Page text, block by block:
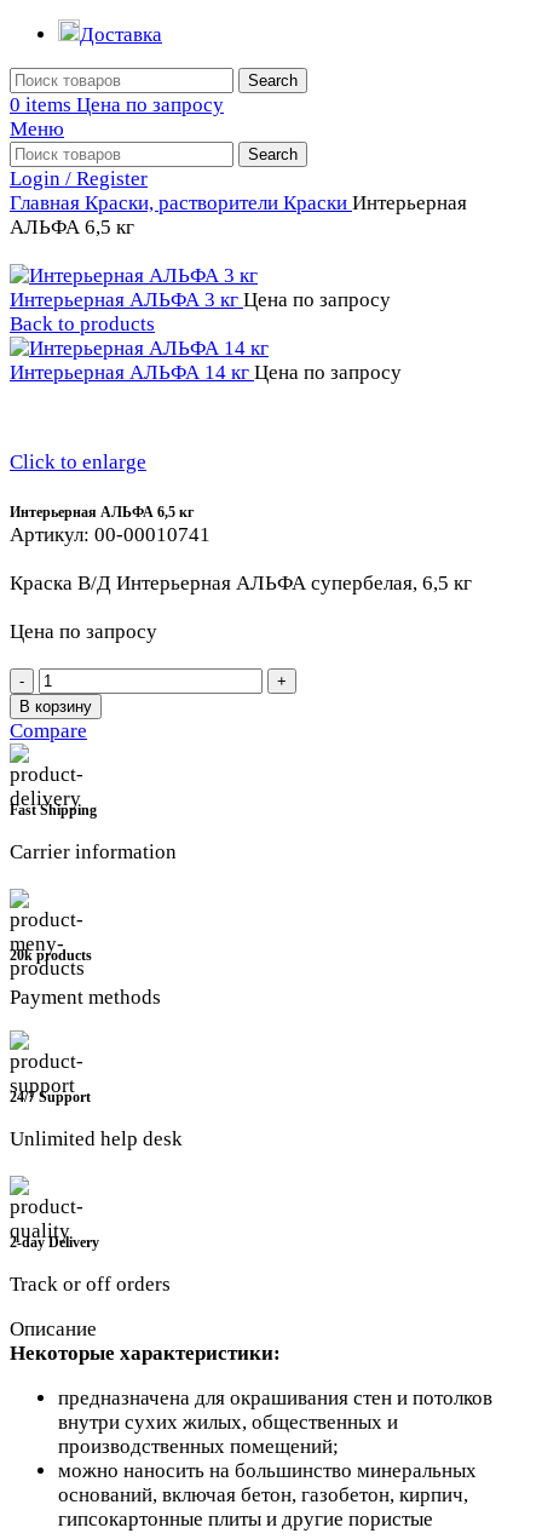
Доставка
Search
0 items Цена по запросу
Меню
Search
Login / Register
Главная Краски, растворители Краски Интерьерная
АЛЬФА 6,5 кг
Интерьерная АЛЬФА 3 кг Цена по запросу
Back to products
Интерьерная АЛЬФА 14 кг Цена по запросу
Click to enlarge
Интерьерная АЛЬФА 6,5 кг
Артикул: 00-00010741
Краска В/Д Интерьерная АЛЬФА супербелая, 6,5 кг
Цена по запросу
Количество
товара
Интерьерная
6,5
кг
В корзину
Compare
Fast Shipping
Carrier information
20k products
Payment methods
24/7 Support
Unlimited help desk
2-day Delivery
Track or off orders
Описание
Некоторые характеристики:
предназначена для окрашивания стен и потолков
внутри сухих жилых, общественных и
производственных помещений;
можно наносить на большинство минеральных
оснований, включая бетон, газобетон, кирпич,
гипсокартонные плиты и другие пористые